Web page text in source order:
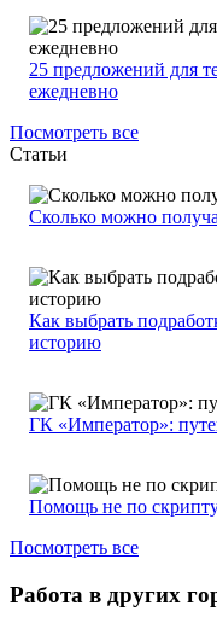
25 предложений для
ежедневно
Посмотреть все
Статьи
Сколько можно
Как выбрать
историю
ГК «Император»:
Помощь не по
Посмотреть все
Работа в других